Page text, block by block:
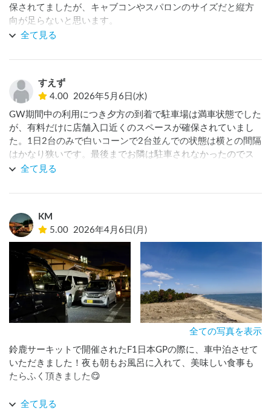
保されてましたが、キャブコンやスパロンのサイズだと縦方
向が足らないと思います。
全て見る
すえず
4.00 2026年5月6日(水)
GW期間中の利用につき夕方の到着で駐車場は満車状態でした
が、有料だけに店舗入口近くのスペースが確保されていまし
た。1日2台のみで白いコーンで2台並んでの状態は横との間隔
はかなり狭いです。最後までお隣は駐車されなかったのでス
トレス無しで車中泊出来ました。朝風呂も一番乗りで入れま
だ、質問等がcarstayアプリからとなっていたので2回質問しま
でした(笑)
全て見る
KM
5.00 2026年4月6日(月)
全ての写真を表示
鈴鹿サーキットで開催されたF1日本GPの際に、車中泊させて
いただきました！夜も朝もお風呂に入れて、美味しい食事も
たらふく頂きました😋
夜間も静かなのでぐっすり車中泊でき、徒歩でコンビニから
全て見る